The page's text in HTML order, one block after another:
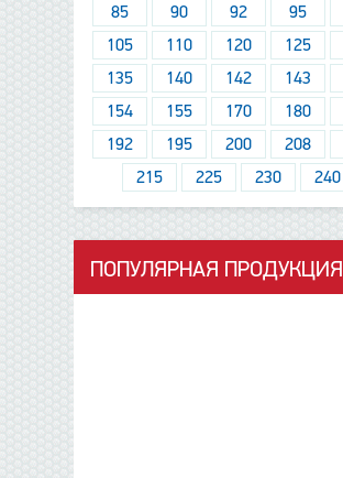
85
90 92 95
105
110 120 125
135
140 142 143
154
155 170 180
192
195 200 208
215
225 230 240
ПОПУЛЯРНАЯ ПРОДУКЦИЯ